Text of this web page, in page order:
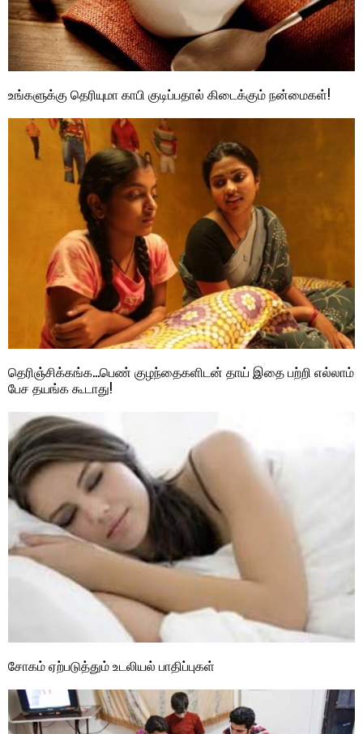
உங்களுக்கு தெரியுமா காபி குடிப்பதால் கிடைக்கும் நன்மைகள்!
தெரிஞ்சிக்கங்க…பெண் குழந்தைகளிடன் தாய் இதை பற்றி எல்லாம்
பேச தயங்க கூடாது!
சோகம் ஏற்படுத்தும் உடலியல் பாதிப்புகள்